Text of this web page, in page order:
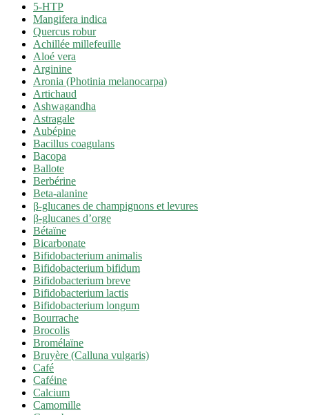
5-HTP
Mangifera indica
Quercus robur
Achillée millefeuille
Aloé vera
Arginine
Aronia (Photinia melanocarpa)
Artichaud
Ashwagandha
Astragale
Aubépine
Bacillus coagulans
Bacopa
Ballote
Berbérine
Beta-alanine
β-glucanes de champignons et levures
β-glucanes d’orge
Bétaïne
Bicarbonate
Bifidobacterium animalis
Bifidobacterium bifidum
Bifidobacterium breve
Bifidobacterium lactis
Bifidobacterium longum
Bourrache
Brocolis
Bromélaïne
Bruyère (Calluna vulgaris)
Café
Caféine
Calcium
Camomille